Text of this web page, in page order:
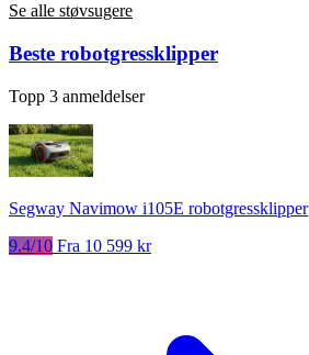
Se alle støvsugere
Beste robotgressklipper
Topp 3 anmeldelser
Segway Navimow i105E robotgressklipper
9.4/10 Fra 10 599 kr